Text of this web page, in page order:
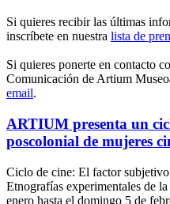
Si quieres recibir las últimas
inscríbete en nuestra lista de
Si quieres ponerte en contacto
Comunicación de Artium
email.
ARTIUM presenta un
poscolonial de mujeres
Ciclo de cine: El factor
Etnografías experimentales de
enero hasta el domingo 5 de